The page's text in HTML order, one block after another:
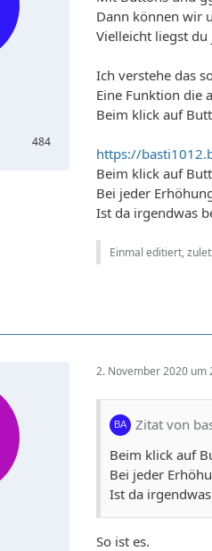
484
Dann können wir
Vielleicht liegst du
Ich verstehe das
Eine Funktion die
Beim klick auf
https://
Beim klick auf
Bei jeder
Ist da irgendwas
Einmal editiert,
2. November 2020 um
Zitat von
Beim klick auf
Bei jeder
Ist da
So ist es.